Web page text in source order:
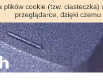
cookie (tzw.
przeglądarce, dzięki